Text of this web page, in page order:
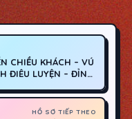
CHIỀU KHÁCH – VÚ
ĐIÊU LUYỆN – ĐỈNH
HỒ SƠ TIẾP THEO